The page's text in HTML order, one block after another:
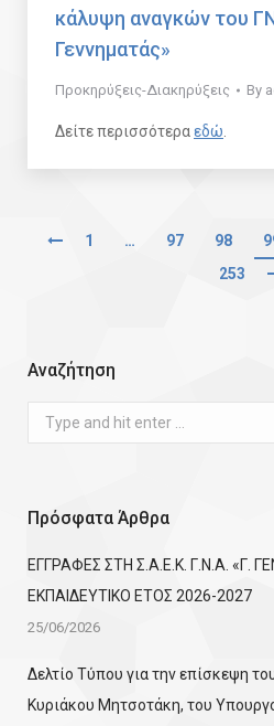
κάλυψη αναγκών του
Γεννηματάς»
Προκηρύξεις-Διακηρύξεις By
Δείτε περισσότεραεδώ
1 … 97 98
253
Αναζήτηση
Search:
Πρόσφατα Άρθρα
ΕΓΓΡΑΦΕΣ ΣΤΗ Σ.Α.Ε.Κ. Γ.Ν.Α. «Γ.
ΕΚΠΑΙΔΕΥΤΙΚΟ ΕΤΟΣ 2026-2027
25/06/2026
Δελτίο Τύπου για την επίσκεψη
Κυριάκου Μητσοτάκη, του